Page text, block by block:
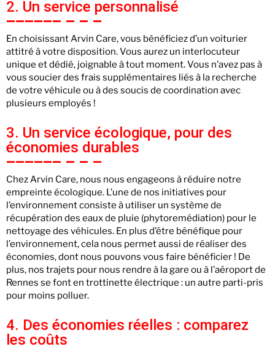
2. Un service personnalisé
En choisissant Arvin Care, vous bénéficiez d’un voiturier
attitré à votre disposition. Vous aurez un interlocuteur
unique et dédié, joignable à tout moment. Vous n’avez pas à
vous soucier des frais supplémentaires liés à la recherche
de votre véhicule ou à des soucis de coordination avec
plusieurs employés !
3. Un service écologique, pour des
économies durables
Chez Arvin Care, nous nous engageons à réduire notre
empreinte écologique. L’une de nos initiatives pour
l’environnement consiste à utiliser un système de
récupération des eaux de pluie (phytoremédiation) pour le
nettoyage des véhicules. En plus d’être bénéfique pour
l’environnement, cela nous permet aussi de réaliser des
économies, dont nous pouvons vous faire bénéficier ! De
plus, nos trajets pour nous rendre à la gare ou à l’aéroport de
Rennes se font en trottinette électrique : un autre parti-pris
pour moins polluer.
4. Des économies réelles : comparez
les coûts